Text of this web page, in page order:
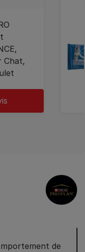
Chat,
de